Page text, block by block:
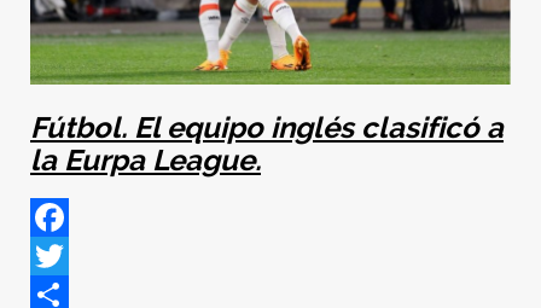
Fútbol. El equipo inglés clasificó a
la Eurpa League.
Facebook
Twitter